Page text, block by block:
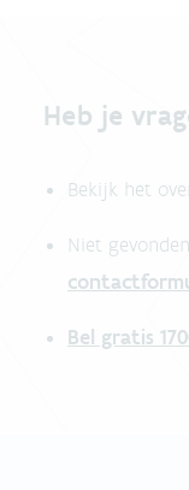
Heb je
Bekijk het
Niet
Bel gratis